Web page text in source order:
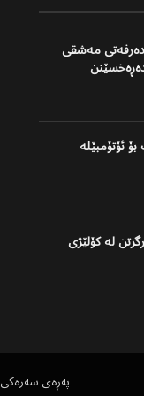
مەشقی
دەڕەخسێنن
ئۆتۆمبێلە
لە کۆلێژی
پەڕەی سەرەکی